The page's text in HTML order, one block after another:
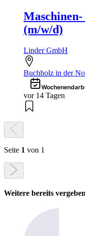
(m/w/d)
Linder GmbH
Buchholz in der
vor 14 Tagen
Seite 1 von 1
Weitere bereits